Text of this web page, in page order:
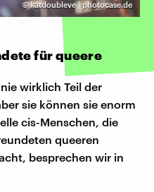
©katdoubleve | photocase.de
für queere
wirklich Teil der
sie können sie enorm
cis-Menschen, die
queeren
besprechen wir in